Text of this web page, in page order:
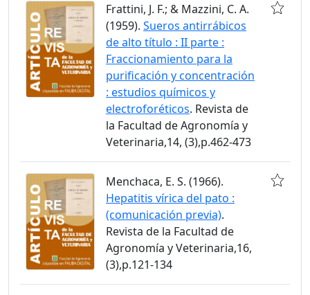
Frattini, J. F.; & Mazzini, C. A.
(1959). Sueros antirrábicos
de alto título : II parte :
Fraccionamiento para la
purificación y concentración
: estudios químicos y
electroforéticos. Revista de
la Facultad de Agronomía y
Veterinaria,14, (3),p.462-473
Menchaca, E. S. (1966).
Hepatitis vírica del pato :
(comunicación previa).
Revista de la Facultad de
Agronomía y Veterinaria,16,
(3),p.121-134